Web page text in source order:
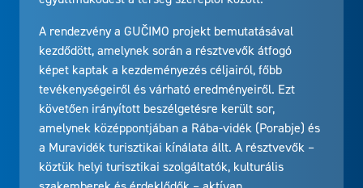
A rendezvény a GUČIMO projekt bemutatásával
kezdődött, amelynek során a résztvevők átfogó
képet kaptak a kezdeményezés céljairól, főbb
tevékenységeiről és várható eredményeiről. Ezt
követően irányított beszélgetésre került sor,
amelynek középpontjában a Rába-vidék (Porabje) és
a Muravidék turisztikai kínálata állt. A résztvevők –
köztük helyi turisztikai szolgáltatók, kulturális
szakemberek és érdeklődők – aktívan